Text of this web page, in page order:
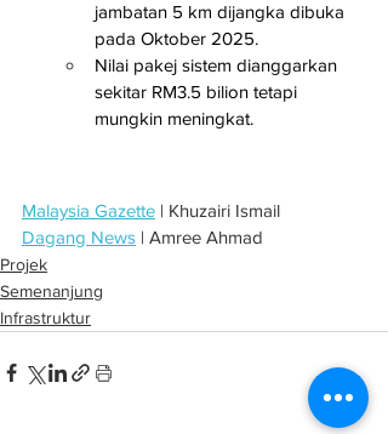
jambatan 5 km dijangka dibuka
pada Oktober 2025.
Nilai pakej sistem dianggarkan
sekitar RM3.5 bilion tetapi
mungkin meningkat.
Malaysia Gazette | Khuzairi Ismail
Dagang News | Amree Ahmad
Projek
Semenanjung
Infrastruktur